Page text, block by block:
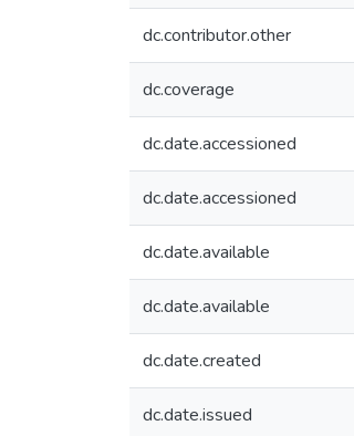
dc.contributor.other
dc.coverage
dc.date.accessioned
dc.date.accessioned
dc.date.available
dc.date.available
dc.date.created
dc.date.issued